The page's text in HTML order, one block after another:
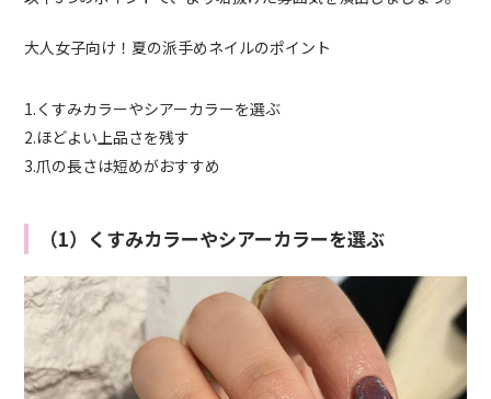
大人女子向け！ 夏の派手めネイルのポイント
1.くすみカラーやシアーカラーを選ぶ
2.ほどよい上品さを残す
3.爪の長さは短めがおすすめ
（1）くすみカラーやシアーカラーを選ぶ